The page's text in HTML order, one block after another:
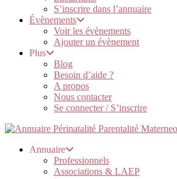
S’inscrire dans l’annuaire
Évènements
Voir les évènements
Ajouter un évènement
Plus
Blog
Besoin d’aide ?
A propos
Nous contacter
Se connecter / S’inscrire
Annuaire
Professionnels
Associations & LAEP